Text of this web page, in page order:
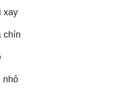
xay
chín
nhỏ